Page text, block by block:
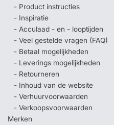
- Product instructies
- Inspiratie
- Acculaad - en - looptijden
- Veel gestelde vragen (FAQ)
- Betaal mogelijkheden
- Leverings mogelijkheden
- Retourneren
- Inhoud van de website
- Verhuurvoorwaarden
- Verkoopsvoorwaarden
Merken